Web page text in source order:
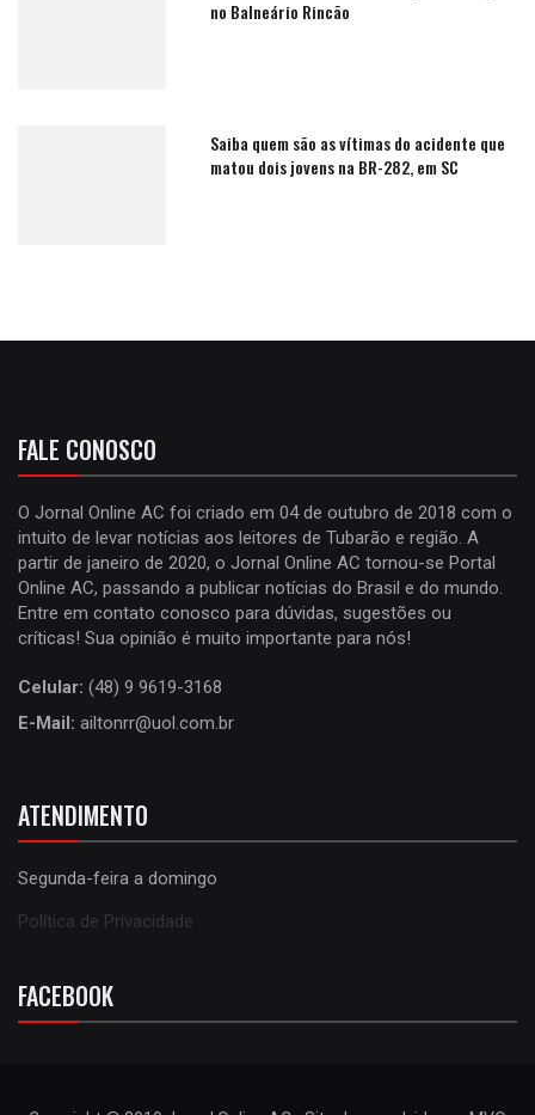
no Balneário Rincão
Saiba quem são as vítimas do acidente que
matou dois jovens na BR-282, em SC
FALE CONOSCO
O Jornal Online AC foi criado em 04 de outubro de 2018 com o
intuito de levar notícias aos leitores de Tubarão e região. A
partir de janeiro de 2020, o Jornal Online AC tornou-se Portal
Online AC, passando a publicar notícias do Brasil e do mundo.
Entre em contato conosco para dúvidas, sugestões ou
críticas! Sua opinião é muito importante para nós!
Celular: (48) 9 9619-3168
E-Mail: ailtonrr@uol.com.br
ATENDIMENTO
Segunda-feira a domingo
Política de Privacidade
FACEBOOK